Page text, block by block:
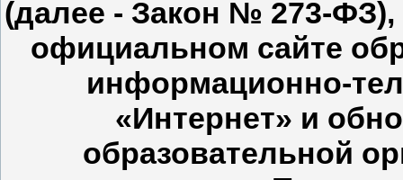
(далее - Закон № 273-ФЗ),
официальном сайте
информационно-
«Интернет» и
образовательной